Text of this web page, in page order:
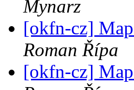
Mynarz
[okfn-cz]
Roman Řípa
[okfn-cz]